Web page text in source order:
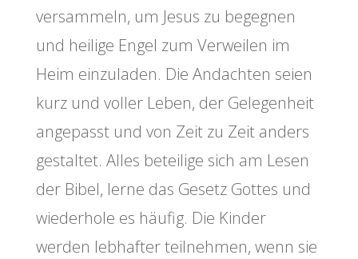
versammeln, um Jesus zu begegnen
und heilige Engel zum Verweilen im
Heim einzuladen. Die Andachten seien
kurz und voller Leben, der Gelegenheit
angepasst und von Zeit zu Zeit anders
gestaltet. Alles beteilige sich am Lesen
der Bibel, lerne das Gesetz Gottes und
wiederhole es häufig. Die Kinder
werden lebhafter teilnehmen, wenn sie